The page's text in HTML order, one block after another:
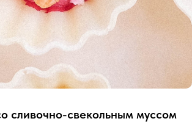
сливочно-свекольным муссом